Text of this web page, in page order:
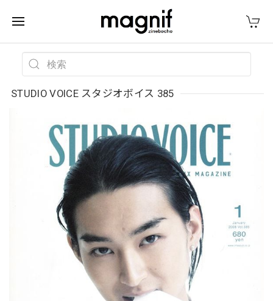
STUDIO VOICE スタジオボイス 385